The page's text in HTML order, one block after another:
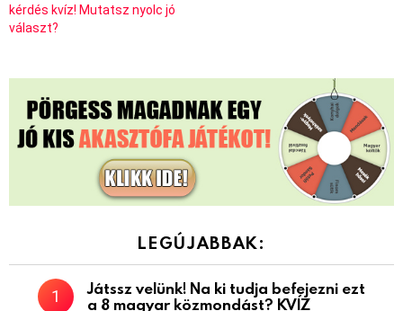
kérdés kvíz! Mutatsz nyolc jó
választ?
LEGÚJABBAK:
Játssz velünk! Na ki tudja befejezni ezt
a 8 magyar közmondást? KVÍZ